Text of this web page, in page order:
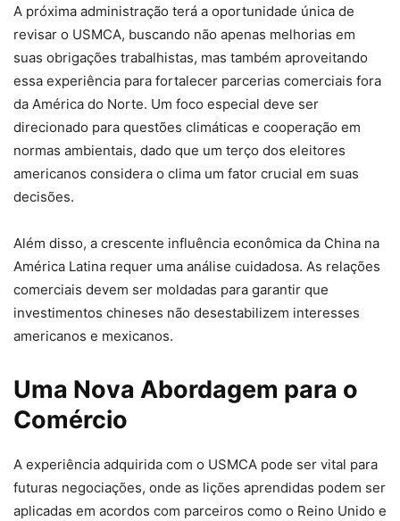
A próxima administração terá a oportunidade única de
revisar o USMCA, buscando não apenas melhorias em
suas obrigações trabalhistas, mas também aproveitando
essa experiência para fortalecer parcerias comerciais fora
da América do Norte. Um foco especial deve ser
direcionado para questões climáticas e cooperação em
normas ambientais, dado que um terço dos eleitores
americanos considera o clima um fator crucial em suas
decisões.
Além disso, a crescente influência econômica da China na
América Latina requer uma análise cuidadosa. As relações
comerciais devem ser moldadas para garantir que
investimentos chineses não desestabilizem interesses
americanos e mexicanos.
Uma Nova Abordagem para o
Comércio
A experiência adquirida com o USMCA pode ser vital para
futuras negociações, onde as lições aprendidas podem ser
aplicadas em acordos com parceiros como o Reino Unido e